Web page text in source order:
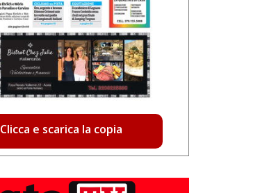
Clicca e scarica la copia